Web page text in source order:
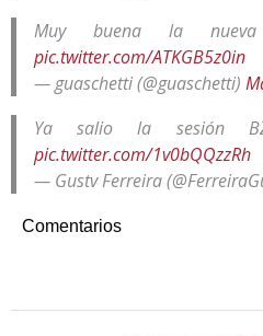
Muy buena la
pic.twitter.com/ATKGB5z0in
— guaschetti (@guaschetti)
Ya salio la sesión
pic.twitter.com/1v0bQQzzRh
— Gustv Ferreira
Comentarios